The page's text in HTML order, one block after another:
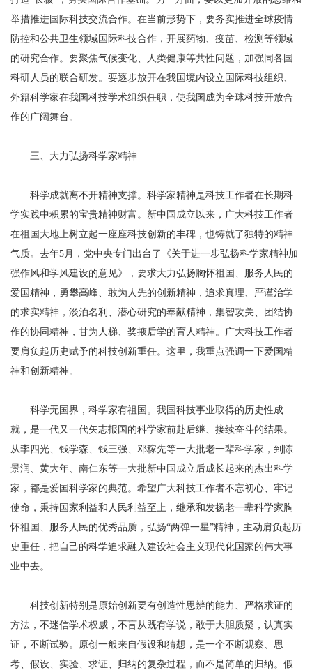
举措推进国际科技交流合作。在当前形势下，要务实推进全球疫情
防控和公共卫生领域国际科技合作，开展药物、疫苗、检测等领域
的研究合作。要聚焦气候变化、人类健康等共性问题，加强同各国
科研人员的联合研发。要逐步放开在我国境内设立国际科技组织、
外籍科学家在我国科技学术组织任职，使我国成为全球科技开放合
作的广阔舞台。
三、大力弘扬科学家精神
科学成就离不开精神支撑。科学家精神是科技工作者在长期科
学实践中积累的宝贵精神财富。新中国成立以来，广大科技工作者
在祖国大地上树立起一座座科技创新的丰碑，也铸就了独特的精神
气质。去年5月，党中央专门出台了《关于进一步弘扬科学家精神加
强作风和学风建设的意见》，要求大力弘扬胸怀祖国、服务人民的
爱国精神，勇攀高峰、敢为人先的创新精神，追求真理、严谨治学
的求实精神，淡泊名利、潜心研究的奉献精神，集智攻关、团结协
作的协同精神，甘为人梯、奖掖后学的育人精神。广大科技工作者
要肩负起历史赋予的科技创新重任。这里，我重点强调一下爱国精
神和创新精神。
科学无国界，科学家有祖国。我国科技事业取得的历史性成
就，是一代又一代矢志报国的科学家前赴后继、接续奋斗的结果。
从李四光、钱学森、钱三强、邓稼先等一大批老一辈科学家，到陈
景润、黄大年、南仁东等一大批新中国成立后成长起来的杰出科学
家，都是爱国科学家的典范。希望广大科技工作者不忘初心、牢记
使命，秉持国家利益和人民利益至上，继承和发扬老一辈科学家胸
怀祖国、服务人民的优秀品质，弘扬“两弹一星”精神，主动肩负起历
史重任，把自己的科学追求融入建设社会主义现代化国家的伟大事
业中去。
科技创新特别是原始创新要有创造性思辨的能力、严格求证的
方法，不迷信学术权威，不盲从既有学说，敢于大胆质疑，认真实
证，不断试验。原创一般来自假设和猜想，是一个不断观察、思
考、假设、实验、求证、归纳的复杂过程，而不是简单的归纳。假